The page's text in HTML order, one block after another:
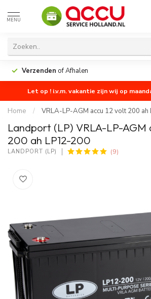
MENU
Verzenden of Afhalen
Let op ! i.v.m. vakantie zijn wij op
Home / VRLA-LP-AGM accu 12 volt 200
Landport (LP) VRLA-LP-AGM
200 ah LP12-200
LANDPORT (LP) (9)